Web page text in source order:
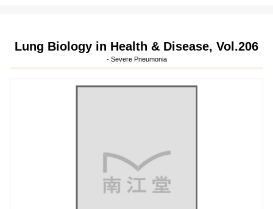
Lung Biology in Health & Disease, Vol.206
- Severe Pneumonia